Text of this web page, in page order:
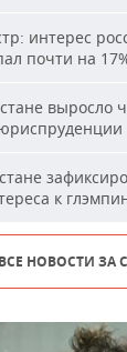
интерес
почти на
выросло
к
ВСЕ НОВОСТИ ЗА